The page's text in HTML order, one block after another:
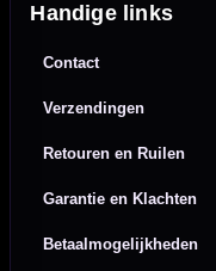
Handige links
Contact
Verzendingen
Retouren en Ruilen
Garantie en Klachten
Betaalmogelijkheden